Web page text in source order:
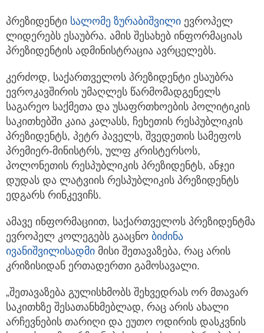
პრეზიდენტი სალომე ზურაბიშვილი ევროპელ
ლიდერებს ესაუბრა. ამის შესახებ ინფორმაციას
პრეზიდენტის ადმინისტრაცია ავრცელებს.
კერძოდ, საქართველოს პრეზიდენტი ესაუბრა
ევროკავშირის უმაღლეს წარმომადგენელს
საგარეო საქმეთა და უსაფრთხოების პოლიტიკის
საკითხებში კაია კალასს, ჩეხეთის რესპუბლიკის
პრეზიდენტს, პეტრ პაველს, შვედეთის სამეფოს
პრემიერ-მინისტრს, ულფ კრისტერსოს,
პოლონეთის რესპუბლიკის პრეზიდენტს, ანჯეი
დუდას და ლატვიის რესპუბლიკის პრეზიდენტს
ედგარს რინკევიჩს.
ამავე ინფორმაციით, საქართველოს პრეზიდენტმა
ევროპელ კოლეგებს გააცნო ბიძინა
ივანიშვილისადმი მისი შეთავაზება, რაც არის
კრიზისიდან ერთადერთი გამოსავალი.
„შეთავაზება გულისხმობს შეხვედრას ორ მთავარ
საკითხზე შესათანხმებლად, რაც არის ახალი
არჩევნების თარიღი და ეუთო ოდირის დასკვნის